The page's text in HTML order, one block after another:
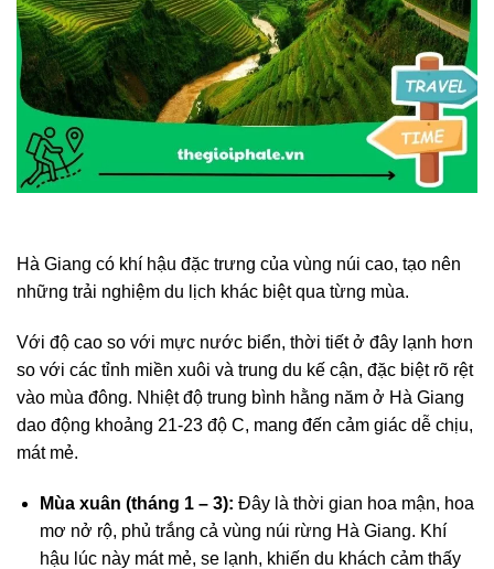
Hà Giang có khí hậu đặc trưng của vùng núi cao, tạo nên
những trải nghiệm du lịch khác biệt qua từng mùa.
Với độ cao so với mực nước biển, thời tiết ở đây lạnh hơn
so với các tỉnh miền xuôi và trung du kế cận, đặc biệt rõ rệt
vào mùa đông. Nhiệt độ trung bình hằng năm ở Hà Giang
dao động khoảng 21-23 độ C, mang đến cảm giác dễ chịu,
mát mẻ.
Mùa xuân (tháng 1 – 3): Đây là thời gian hoa mận, hoa
mơ nở rộ, phủ trắng cả vùng núi rừng Hà Giang. Khí
hậu lúc này mát mẻ, se lạnh, khiến du khách cảm thấy